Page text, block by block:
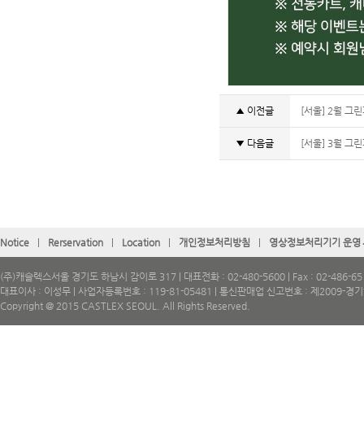
▲ 이전글 [서울] 2월 그
▼ 다음글 [서울] 3월 그
Notice Rerservation Location 개인정보처리방침 영상정보처리기기 운
(주)캐슬렉스서울 경기도 하남시 감이로 317 | 대표전화 : 02-480-5600 | Fax : 02-486-
대표이사 : 이성무 | 사업자등록번호 : 119-81-05481 | 통신판매업 신고번호 : 제2009-경
Copyright @ 2015 CASTLEX SEOUL. All Rights Reserved.